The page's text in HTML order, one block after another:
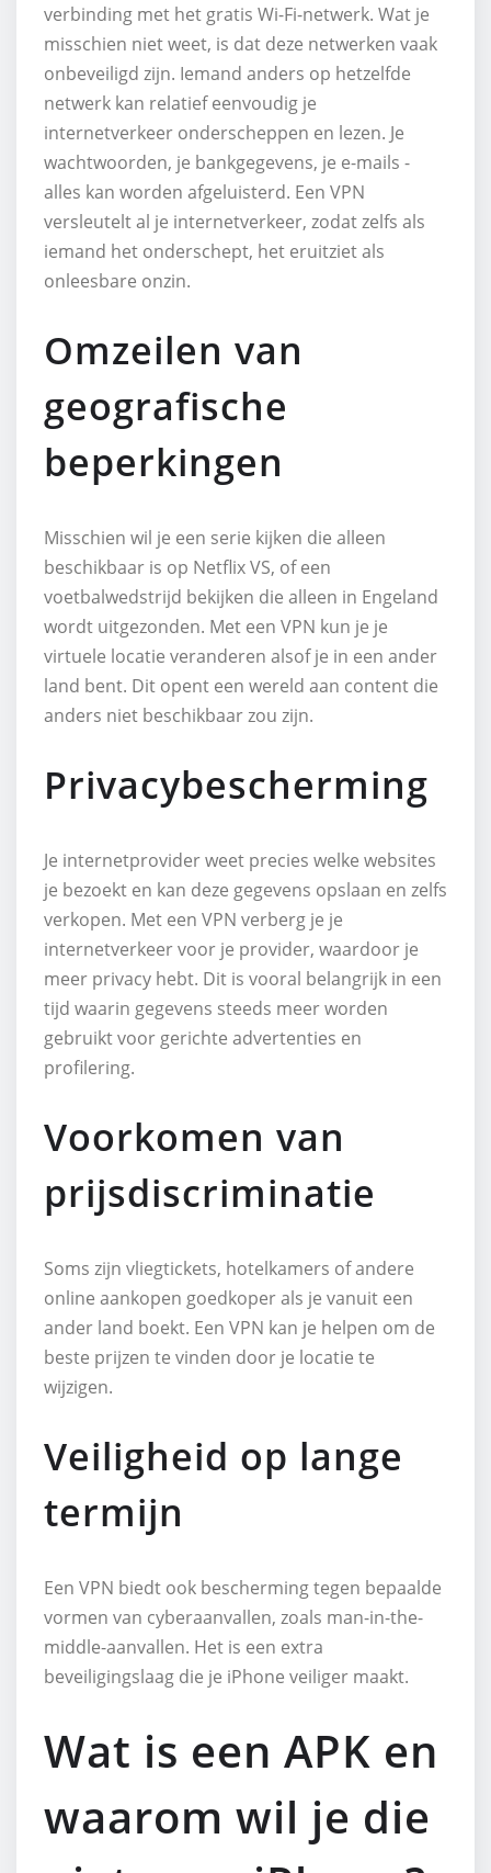
verbinding met het gratis Wi-Fi-netwerk. Wat je
misschien niet weet, is dat deze netwerken vaak
onbeveiligd zijn. Iemand anders op hetzelfde
netwerk kan relatief eenvoudig je
internetverkeer onderscheppen en lezen. Je
wachtwoorden, je bankgegevens, je e-mails -
alles kan worden afgeluisterd. Een VPN
versleutelt al je internetverkeer, zodat zelfs als
iemand het onderschept, het eruitziet als
onleesbare onzin.
Omzeilen van
geografische
beperkingen
Misschien wil je een serie kijken die alleen
beschikbaar is op Netflix VS, of een
voetbalwedstrijd bekijken die alleen in Engeland
wordt uitgezonden. Met een VPN kun je je
virtuele locatie veranderen alsof je in een ander
land bent. Dit opent een wereld aan content die
anders niet beschikbaar zou zijn.
Privacybescherming
Je internetprovider weet precies welke websites
je bezoekt en kan deze gegevens opslaan en zelfs
verkopen. Met een VPN verberg je je
internetverkeer voor je provider, waardoor je
meer privacy hebt. Dit is vooral belangrijk in een
tijd waarin gegevens steeds meer worden
gebruikt voor gerichte advertenties en
profilering.
Voorkomen van
prijsdiscriminatie
Soms zijn vliegtickets, hotelkamers of andere
online aankopen goedkoper als je vanuit een
ander land boekt. Een VPN kan je helpen om de
beste prijzen te vinden door je locatie te
wijzigen.
Veiligheid op lange
termijn
Een VPN biedt ook bescherming tegen bepaalde
vormen van cyberaanvallen, zoals man-in-the-
middle-aanvallen. Het is een extra
beveiligingslaag die je iPhone veiliger maakt.
Wat is een APK en
waarom wil je die